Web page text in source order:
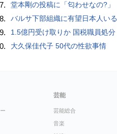
堂本剛の投稿に「匂わせなの?」
バルサ下部組織に有望日本人いる
1.5億円受け取りか 国税職員処分
大久保佳代子 50代の性欲事情
芸能
芸能総合
音楽